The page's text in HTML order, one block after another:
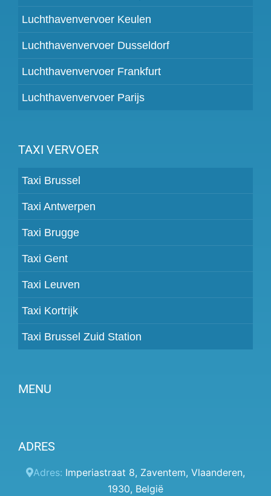
Luchthavenvervoer Keulen
Luchthavenvervoer Dusseldorf
Luchthavenvervoer Frankfurt
Luchthavenvervoer Parijs
TAXI VERVOER
Taxi Brussel
Taxi Antwerpen
Taxi Brugge
Taxi Gent
Taxi Leuven
Taxi Kortrijk
Taxi Brussel Zuid Station
MENU
Prijzen
Klantenpaneel
ADRES
Adres: Imperiastraat 8, Zaventem, Vlaanderen,
1930, België